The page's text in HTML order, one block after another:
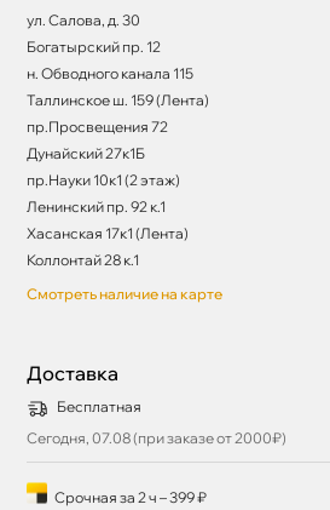
ул. Салова, д. 30
Богатырский пр. 12
н. Обводного канала 115
Таллинское ш. 159 (Лента)
пр.Просвещения 72
Дунайский 27к1Б
пр.Науки 10к1 (2 этаж)
Ленинский пр. 92 к.1
Хасанская 17к1 (Лента)
Коллонтай 28 к.1
Смотреть наличие на карте
Доставка
Бесплатная
Сегодня, 07.08 (при заказе от 2000₽)
Срочная за 2 ч – 399 ₽